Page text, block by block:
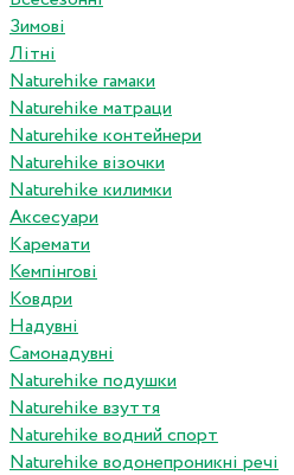
Зимові
Літні
Naturehike гамаки
Naturehike матраци
Naturehike контейнери
Naturehike візочки
Naturehike килимки
Аксесуари
Каремати
Кемпінгові
Ковдри
Надувні
Самонадувні
Naturehike подушки
Naturehike взуття
Naturehike водний спорт
Naturehike водонепроникні речі